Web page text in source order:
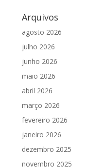
Arquivos
agosto 2026
julho 2026
junho 2026
maio 2026
abril 2026
março 2026
fevereiro 2026
janeiro 2026
dezembro 2025
novembro 2025